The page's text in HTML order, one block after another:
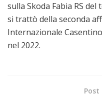
sulla Skoda Fabia RS
si trattò della seconda
Internazionale
nel 2022.
Post